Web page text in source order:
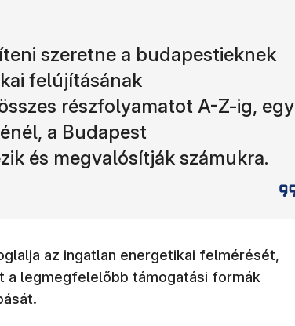
szeretne a budapestieknek
felújításának
részfolyamatot A-Z-ig, egy
a Budapest
és megvalósítják számukra.
az ingatlan energetikai felmérését,
a legmegfelelőbb támogatási formák